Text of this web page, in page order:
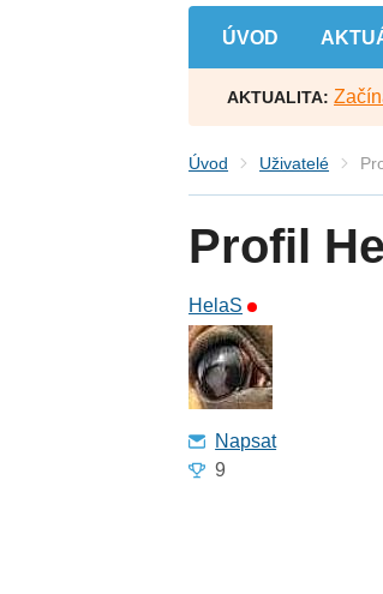
ÚVOD
AKTUALITA:
Úvod Uživatelé
Profil
HelaS
Napsat
9